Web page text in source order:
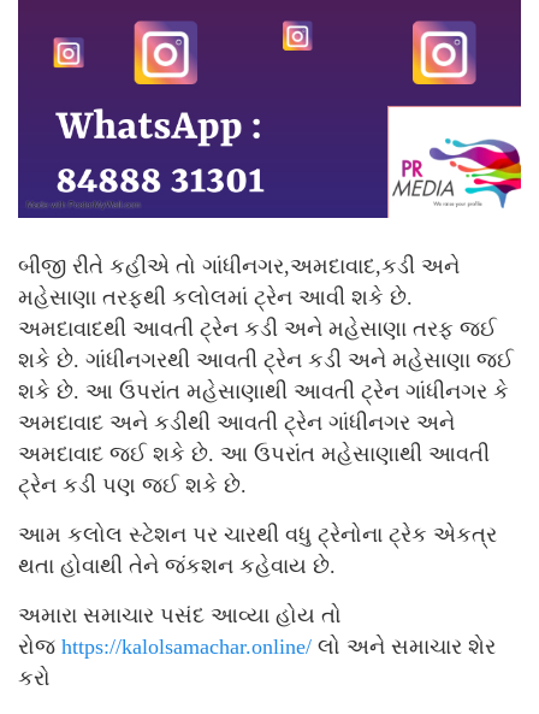
બીજી રીતે કહીએ તો ગાંધીનગર,અમદાવાદ,કડી અને
મહેસાણા તરફથી કલોલમાં ટ્રેન આવી શકે છે.
અમદાવાદથી આવતી ટ્રેન કડી અને મહેસાણા તરફ જઈ
શકે છે. ગાંધીનગરથી આવતી ટ્રેન કડી અને મહેસાણા જઈ
શકે છે. આ ઉપરાંત મહેસાણાથી આવતી ટ્રેન ગાંધીનગર કે
અમદાવાદ અને કડીથી આવતી ટ્રેન ગાંધીનગર અને
અમદાવાદ જઈ શકે છે. આ ઉપરાંત મહેસાણાથી આવતી
ટ્રેન કડી પણ જઈ શકે છે.
આમ કલોલ સ્ટેશન પર ચારથી વધુ ટ્રેનોના ટ્રેક એકત્ર
થતા હોવાથી તેને જંકશન કહેવાય છે.
અમારા સમાચાર પસંદ આવ્યા હોય તો
રોજ https://kalolsamachar.online/ લો અને સમાચાર શેર
કરો